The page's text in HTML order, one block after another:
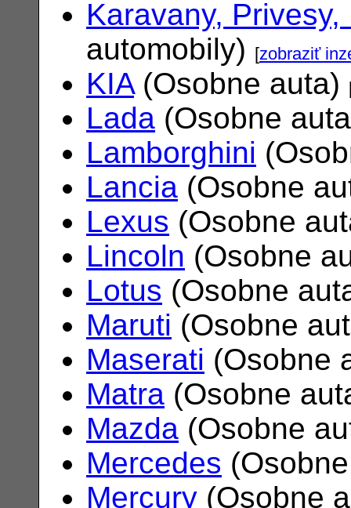
Karavany, Privesy,
automobily)
[zobraziť
KIA(Osobne auta)
Lada (Osobne
Lamborghini
Lancia (Osobne
Lexus (Osobne
Lincoln (Osobne
Lotus (Osobne
Maruti (Osobne
Maserati (Osobne
Matra (Osobne
Mazda (Osobne
Mercedes
Mercury (Osobne